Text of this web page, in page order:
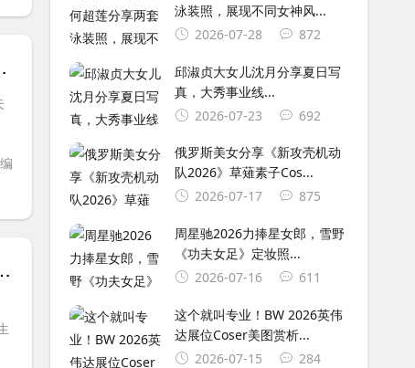
接受LCK流专访
Willow)成TI14秘密武器
泳装照，展现不同女神风...
2026-07-28
872
邱淑贞大女儿沈月分享夏日写
真，大秀事业线...
2026-07-23
692
俄罗斯美女分享《新攻壳机动
队2026》草薙素子Cos...
2026-07-17
875
周星驰2026力捧星女郎，雪野
《功夫女足》定妆照...
2026-07-16
611
这个就叫专业！BW 2026英伟
达展位Coser美图赏析...
2026-07-15
284